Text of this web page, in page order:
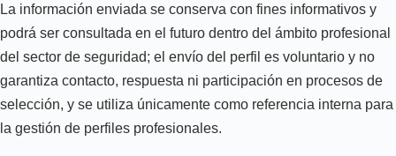
La información enviada se conserva con fines informativos y
podrá ser consultada en el futuro dentro del ámbito profesional
del sector de seguridad; el envío del perfil es voluntario y no
garantiza contacto, respuesta ni participación en procesos de
selección, y se utiliza únicamente como referencia interna para
la gestión de perfiles profesionales.